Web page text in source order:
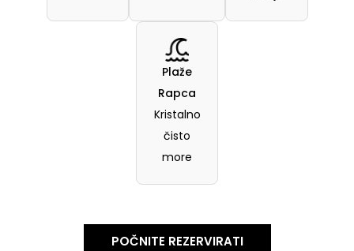
Plaže
Rapca
Kristalno
čisto
more
POČNITE REZERVIRATI